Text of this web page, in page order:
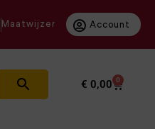
Maatwijzer Account
€ 0,00 0